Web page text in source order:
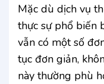
Mặc dù dịch vụ
thực sự phổ biến
vẫn có một số
tục đơn giản,
này thường phù